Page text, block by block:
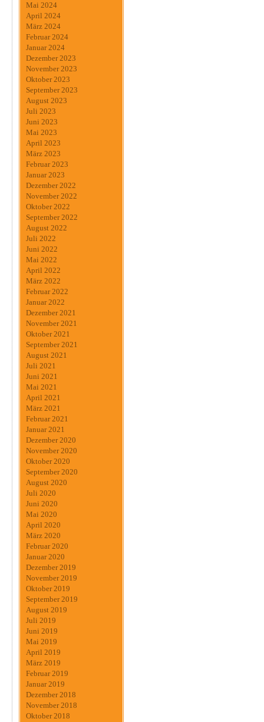
Mai 2024
April 2024
März 2024
Februar 2024
Januar 2024
Dezember 2023
November 2023
Oktober 2023
September 2023
August 2023
Juli 2023
Juni 2023
Mai 2023
April 2023
März 2023
Februar 2023
Januar 2023
Dezember 2022
November 2022
Oktober 2022
September 2022
August 2022
Juli 2022
Juni 2022
Mai 2022
April 2022
März 2022
Februar 2022
Januar 2022
Dezember 2021
November 2021
Oktober 2021
September 2021
August 2021
Juli 2021
Juni 2021
Mai 2021
April 2021
März 2021
Februar 2021
Januar 2021
Dezember 2020
November 2020
Oktober 2020
September 2020
August 2020
Juli 2020
Juni 2020
Mai 2020
April 2020
März 2020
Februar 2020
Januar 2020
Dezember 2019
November 2019
Oktober 2019
September 2019
August 2019
Juli 2019
Juni 2019
Mai 2019
April 2019
März 2019
Februar 2019
Januar 2019
Dezember 2018
November 2018
Oktober 2018